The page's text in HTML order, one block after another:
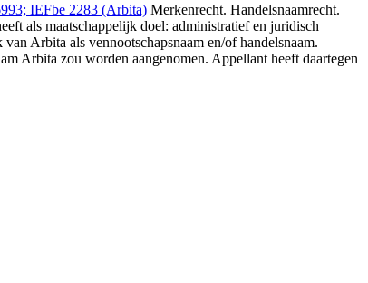
IEFbe 2283 (Arbita) Merkenrecht. Handelsnaamrecht.
als maatschappelijk doel: administratief en juridisch
Arbita als vennootschapsnaam en/of handelsnaam.
Arbita zou worden aangenomen. Appellant heeft daartegen